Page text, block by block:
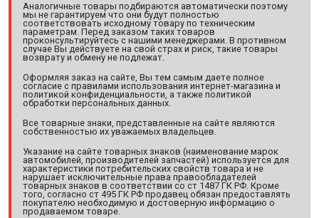
Аналогичные товары подбираются автоматически поэтому
мы не гарантируем что они будут полностью
соответствовать исходному товару по техническим
параметрам. Перед заказом таких товаров
проконсультируйтесь с нашими менеджерами. В противном
случае Вы действуете на свой страх и риск, такие товары
возврату и обмену не подлежат.
Оформляя заказ на сайте, Вы тем самым даете полное
согласие с правилами использования интернет-магазина и
политикой конфиденциальности, а также политикой
обработки персональных данных.
Все товарные знаки, представленные на сайте являются
собственностью их уважаемых владельцев.
Указание на сайте товарных знаков (наименование марок
автомобилей, производителей запчастей) используется для
характеристики потребительских свойств товара и не
нарушает исключительные права правообладателей
товарных знаков в соответствии со ст 1487 ГК РФ. Кроме
того, согласно ст 495 ГК РФ продавец обязан предоставлять
покупателю необходимую и достоверную информацию о
продаваемом товаре.